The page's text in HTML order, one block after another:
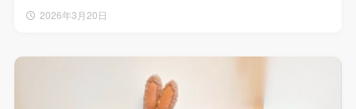
2026年3月20日